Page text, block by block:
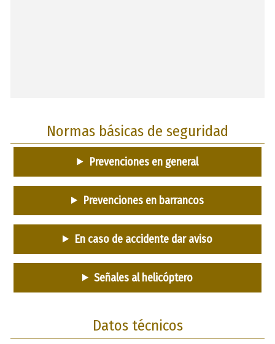
Normas básicas de seguridad
Prevenciones en general
Prevenciones en barrancos
En caso de accidente dar aviso
Señales al helicóptero
Datos técnicos